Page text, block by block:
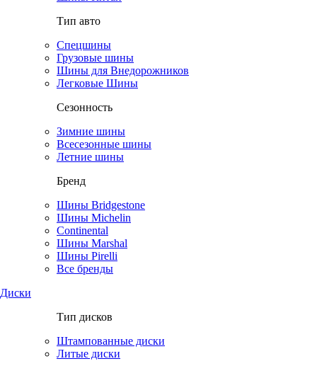
Тип авто
Спецшины
Грузовые шины
Шины для Внедорожников
Легковые Шины
Сезонность
Зимние шины
Всесезонные шины
Летние шины
Бренд
Шины Bridgestone
Шины Michelin
Continental
Шины Marshal
Шины Pirelli
Все бренды
Диски
Тип дисков
Штампованные диски
Литые диски